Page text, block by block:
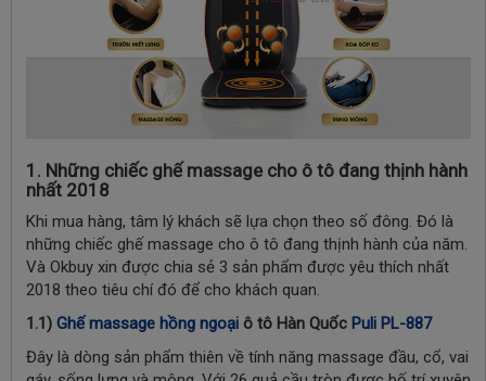
1. Những chiếc ghế massage cho ô tô đang thịnh hành
nhất 2018
Khi mua hàng, tâm lý khách sẽ lựa chọn theo số đông. Đó là
những chiếc ghế massage cho ô tô đang thịnh hành của năm.
Và Okbuy xin được chia sẻ 3 sản phẩm được yêu thích nhất
2018 theo tiêu chí đó để cho khách quan.
1.1) Ghế massage hồng ngoại ô tô Hàn Quốc Puli PL-887
Đây là dòng sản phẩm thiên về tính năng massage đầu, cổ, vai